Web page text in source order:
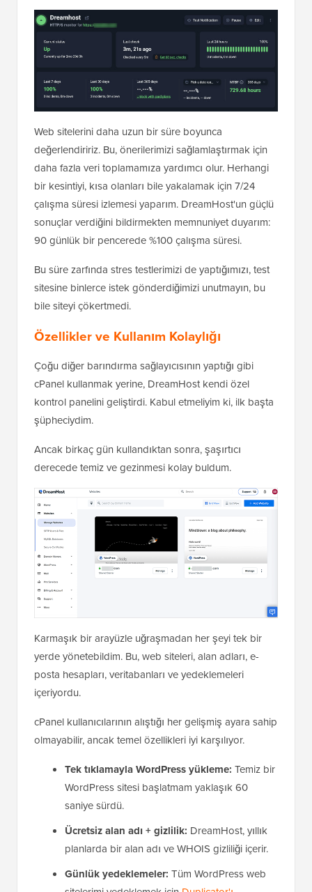
Web sitelerini daha uzun bir süre boyunca
değerlendiririz. Bu, önerilerimizi sağlamlaştırmak için
daha fazla veri toplamamıza yardımcı olur. Herhangi
bir kesintiyi, kısa olanları bile yakalamak için 7/24
çalışma süresi izlemesi yaparım. DreamHost'un güçlü
sonuçlar verdiğini bildirmekten memnuniyet duyarım:
90 günlük bir pencerede %100 çalışma süresi.
Bu süre zarfında stres testlerimizi de yaptığımızı, test
sitesine binlerce istek gönderdiğimizi unutmayın, bu
bile siteyi çökertmedi.
Özellikler ve Kullanım Kolaylığı
Çoğu diğer barındırma sağlayıcısının yaptığı gibi
cPanel kullanmak yerine, DreamHost kendi özel
kontrol panelini geliştirdi. Kabul etmeliyim ki, ilk başta
şüpheciydim.
Ancak birkaç gün kullandıktan sonra, şaşırtıcı
derecede temiz ve gezinmesi kolay buldum.
Karmaşık bir arayüzle uğraşmadan her şeyi tek bir
yerde yönetebildim. Bu, web siteleri, alan adları, e-
posta hesapları, veritabanları ve yedeklemeleri
içeriyordu.
cPanel kullanıcılarının alıştığı her gelişmiş ayara sahip
olmayabilir, ancak temel özellikleri iyi karşılıyor.
Tek tıklamayla WordPress yükleme: Temiz bir
WordPress sitesi başlatmam yaklaşık 60
saniye sürdü.
Ücretsiz alan adı + gizlilik: DreamHost, yıllık
planlarda bir alan adı ve WHOIS gizliliği içerir.
Günlük yedeklemeler: Tüm WordPress web